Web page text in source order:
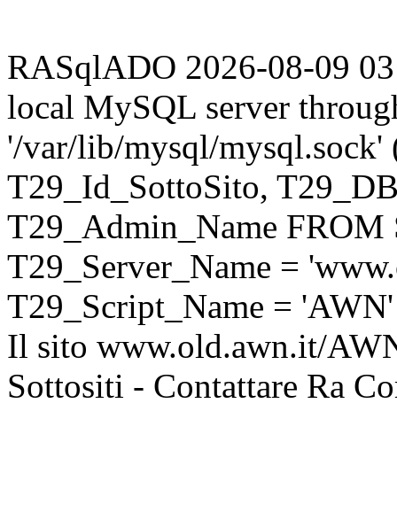
RASqlADO 2026-08-09
local MySQL server
'/var/lib/mysql/mysql.sock'
T29_Id_SottoSito,
T29_Admin_Name
T29_Server_Name =
T29_Script_Name = 'AWN'
Il sito www.old.awn.it/
Sottositi - Contattare Ra